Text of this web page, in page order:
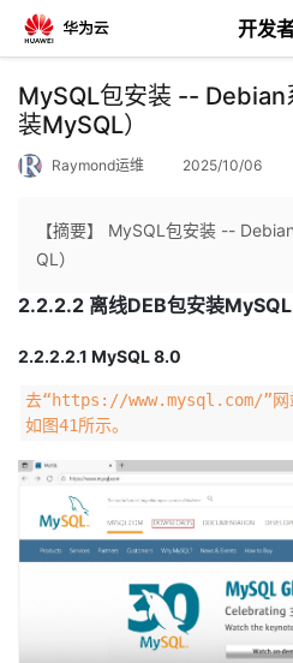
开发
返
回
人
主
页
我
的
开
发
MySQL包安装 -- Debian
装MySQL）
Raymond运维 2025/10/06
【摘要】 MySQL包安装 --
QL）
2.2.2.2 离线DEB包安装MySQL
2.2.2.2.1 MySQL 8.0
去“https://www.mysql.com/”网站
如图41所示。